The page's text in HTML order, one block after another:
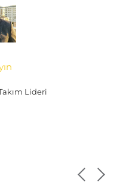
Lideri